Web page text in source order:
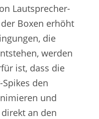
Lautsprecher-
Boxen erhöht
die
werden
ist, dass die
den
und
an den